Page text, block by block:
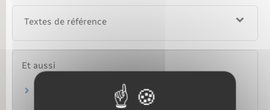
Textes de référence
Et aussi
Virement bancaire
Argent – Impôts – Consommation